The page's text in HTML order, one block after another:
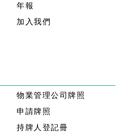
年報
加入我們
物業管理公司牌照
申請牌照
持牌人登記冊